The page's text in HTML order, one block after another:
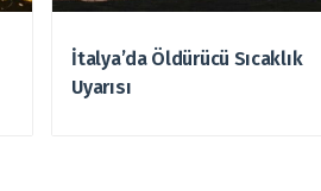
İtalya’da Öldürücü Sıcaklık
Uyarısı